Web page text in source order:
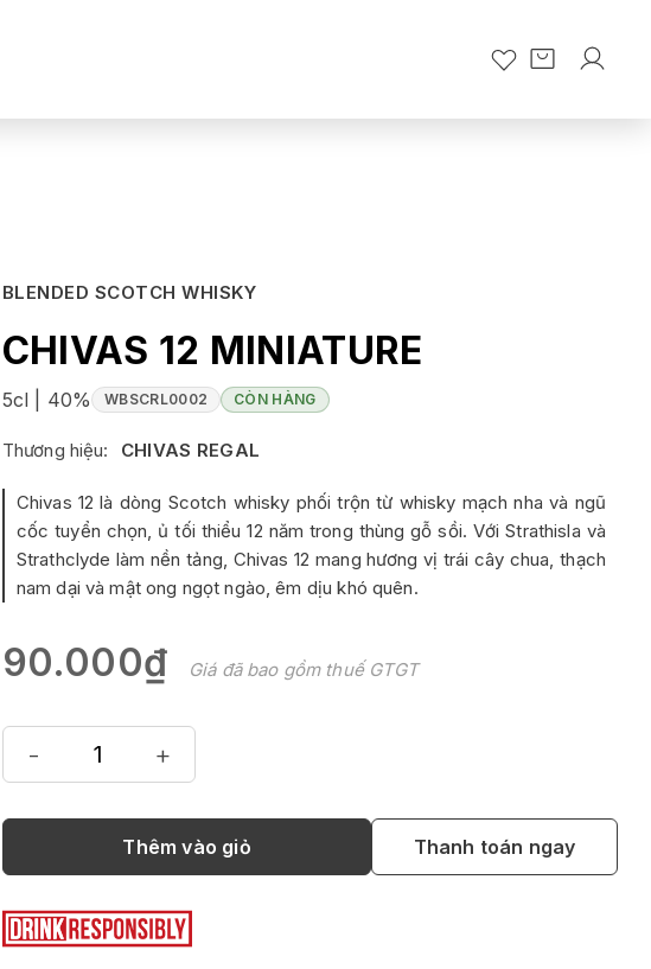
BLENDED SCOTCH WHISKY
CHIVAS 12 MINIATURE
5cl | 40% WBSCRL0002 CÒN HÀNG
Thương hiệu: CHIVAS REGAL
Chivas 12 là dòng Scotch whisky phối trộn từ whisky mạch nha và ngũ
cốc tuyển chọn, ủ tối thiểu 12 năm trong thùng gỗ sồi. Với Strathisla và
Strathclyde làm nền tảng, Chivas 12 mang hương vị trái cây chua, thạch
nam dại và mật ong ngọt ngào, êm dịu khó quên.
90.000₫ Giá đã bao gồm thuế GTGT
- +
Thêm vào giỏ Thanh toán ngay